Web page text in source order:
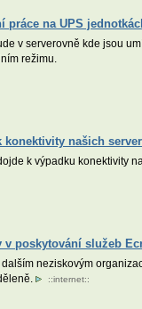
práce na UPS
v serverovně kde jsou
režimu.
konektivity našich
k výpadku konektivity
v poskytování služeb
neziskovým
::internet::